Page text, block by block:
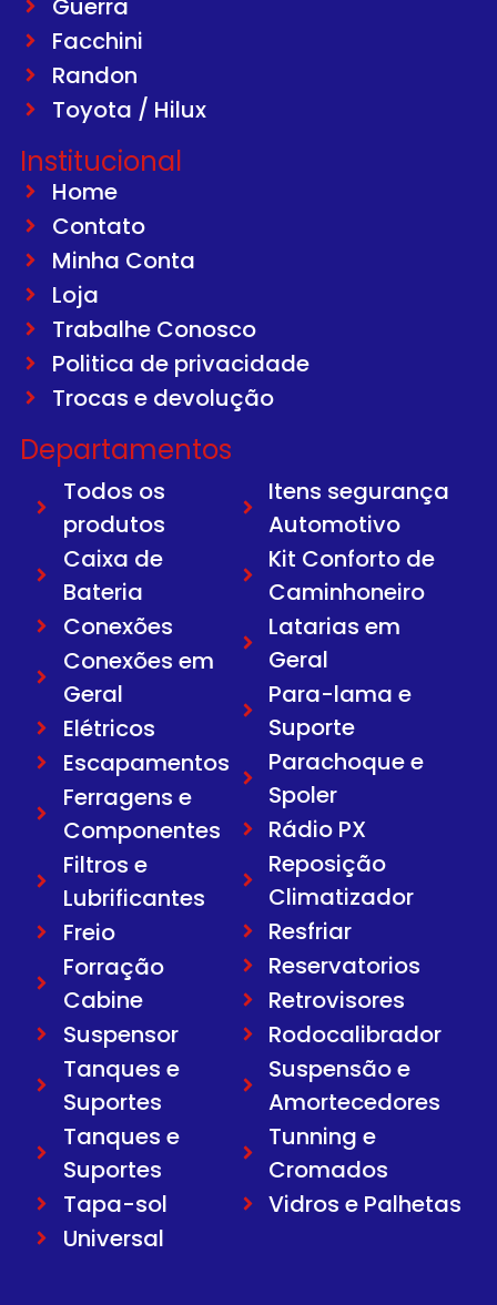
Guerra
Facchini
Randon
Toyota / Hilux
Institucional
Home
Contato
Minha Conta
Loja
Trabalhe Conosco
Politica de privacidade
Trocas e devolução
Departamentos
Todos os
produtos
Caixa de
Bateria
Conexões
Conexões em
Geral
Elétricos
Escapamentos
Ferragens e
Componentes
Filtros e
Lubrificantes
Freio
Forração
Cabine
Suspensor
Tanques e
Suportes
Tanques e
Suportes
Tapa-sol
Universal
Itens segurança
Automotivo
Kit Conforto de
Caminhoneiro
Latarias em
Geral
Para-lama e
Suporte
Parachoque e
Spoler
Rádio PX
Reposição
Climatizador
Resfriar
Reservatorios
Retrovisores
Rodocalibrador
Suspensão e
Amortecedores
Tunning e
Cromados
Vidros e Palhetas